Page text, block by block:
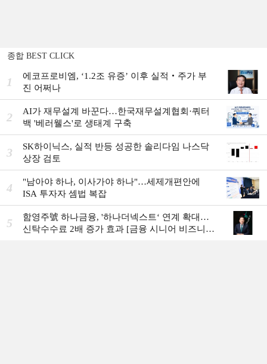
종합 BEST CLICK
1
에코프로비엠, ‘1.2조 유증’ 이후 실적‧주가 부
진 어쩌나
2
AI가 재무설계 바꾼다…한국재무설계협회·쿼터
백 '베러웰스'로 생태계 구축
3
SK하이닉스, 실적 반등 성공한 솔리다임 나스닥
상장 검토
4
"남아야 하나, 이사가야 하나"…세제개편안에
ISA 투자자 셈법 복잡
5
함영주號 하나금융, '하나더넥스트‘ 연계 확대…
신탁수수료 2배 증가 효과 [금융 시니어 비즈니스